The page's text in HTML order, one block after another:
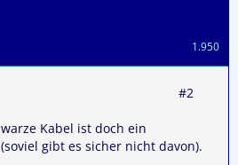
1.950
#2
Kabel ist doch ein
gibt es sicher nicht davon).